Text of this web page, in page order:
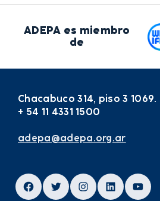
ADEPA es miembro
de
Chacabuco 314, piso 3
+ 54 11 4331 1500
adepa@adepa.org.ar
Facebook
TwitterInstagram
LinkedIn